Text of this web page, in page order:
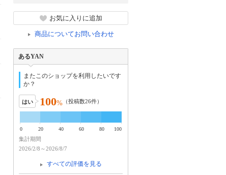
お気に入りに追加
商品についてお問い合わせ
あるYAN
またこのショップを利用したいです
か？
はい 100% （投稿数26件）
0 20 40 60 80 100
集計期間
2026/2/8～2026/8/7
すべての評価を見る